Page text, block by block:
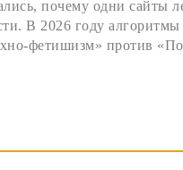
почему одни сайты
В 2026 году
фетишизм» против